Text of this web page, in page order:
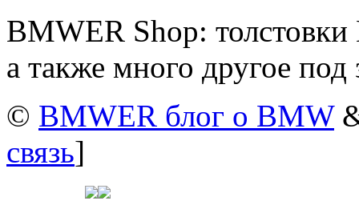
BMWER Shop:
а также много другое под
© BMWER блог о BMW
связь]